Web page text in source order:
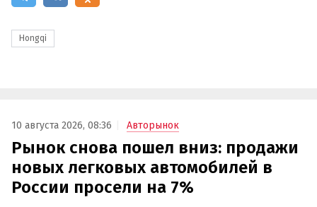
Hongqi
10 августа 2026, 08:36 Авторынок
Рынок снова пошел вниз: продажи
новых легковых автомобилей в
России просели на 7%